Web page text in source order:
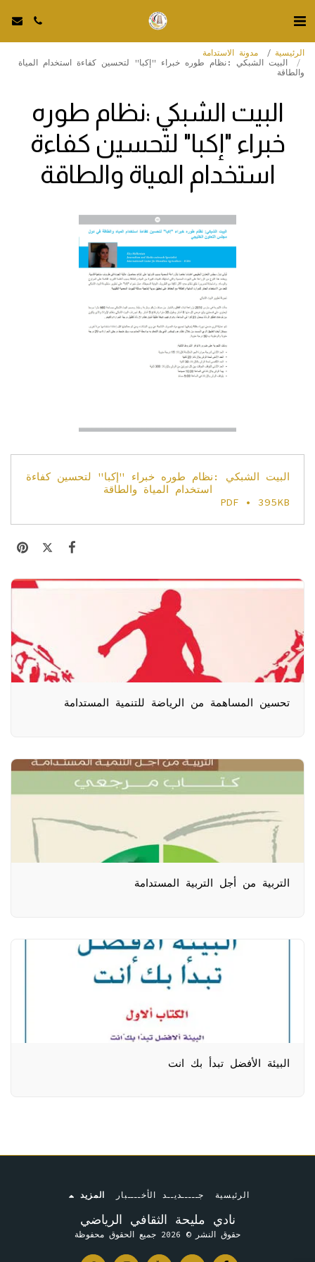
الرئيسية
مدونة الاستدامة
البيت الشبكي :نظام طوره خبراء "إكبا" لتحسين كفاءة استخدام المياة
والطاقة
البيت الشبكي :نظام طوره
خبراء "إكبا" لتحسين كفاءة
استخدام المياة والطاقة
البيت الشبكي :نظام طوره خبراء "إكبا" لتحسين كفاءة
استخدام المياة والطاقة
PDF • 395KB
تحسين المساهمة من الرياضة للتنمية المستدامة
التربية من أجل التربية المستدامة
البيئة الأفضل تبدأ بك انت
نادي مليحة الثقافي الرياضي
حقوق النشر © 2026 جميع الحقوق محفوظة
الرئيسية جـــــديــد الأخــــبار المزيد